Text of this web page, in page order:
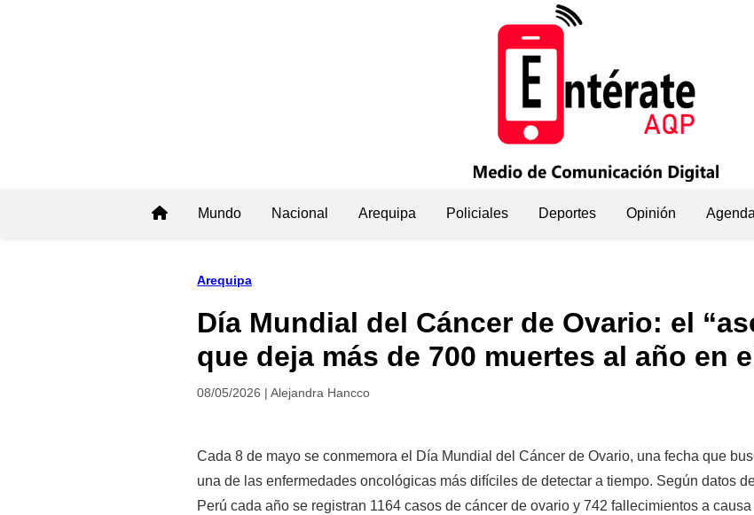
Mundo Nacional Arequipa Policiales Deportes Opinión
Arequipa
Día Mundial del Cáncer de Ovario: el
que deja más de 700 muertes al año en
08/05/2026 | Alejandra Hancco
Cada 8 de mayo se conmemora el Día Mundial del Cáncer de Ovario, una fecha que
una de las enfermedades oncológicas más difíciles de detectar a tiempo. Según datos
Perú cada año se registran 1164 casos de cáncer de ovario y 742 fallecimientos a